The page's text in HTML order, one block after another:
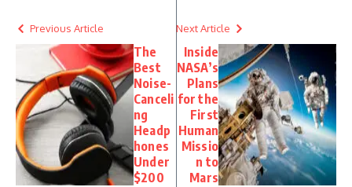
Previous Article
The
Best
Noise-
Canceli
ng
Headp
hones
Under
$200
Next Article
Inside
NASA’s
Plans
for the
First
Human
Missio
n to
Mars